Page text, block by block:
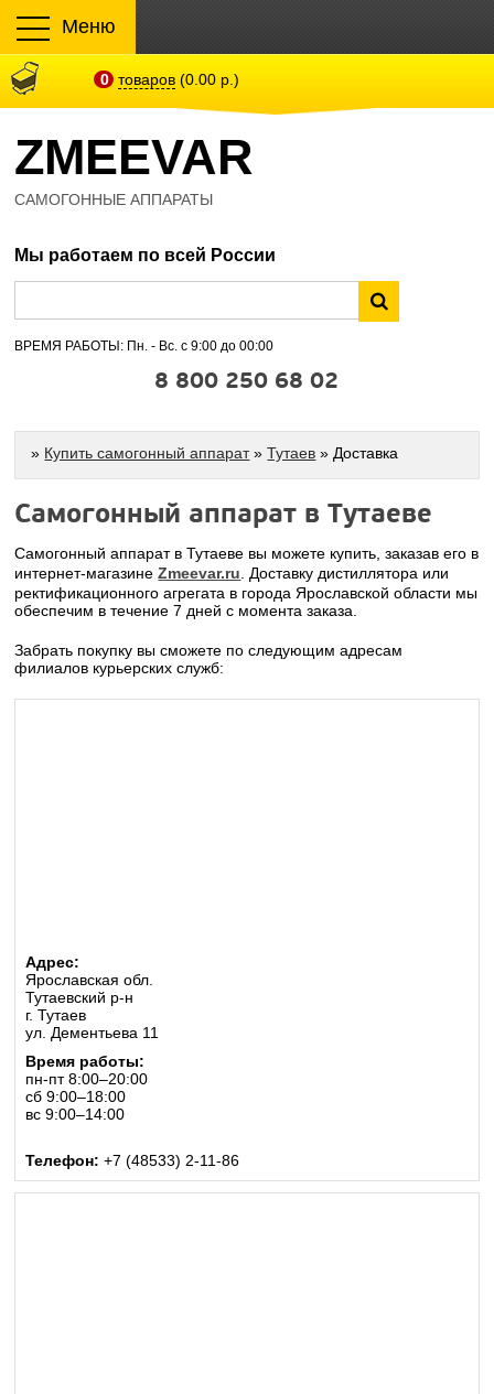
Меню
0 товаров (0.00 р.)
ZMEEVAR
САМОГОННЫЕ АППАРАТЫ
Мы работаем по всей России
ВРЕМЯ РАБОТЫ: Пн. - Вс. с 9:00 до 00:00
8 800 250 68 02
» Купить самогонный аппарат»Тутаев » Доставка
Самогонный аппарат в Тутаеве
Самогонный аппарат в Тутаеве вы можете купить, заказав его в
интернет-магазинеZmeevar.ru . Доставку дистиллятора или
ректификационного агрегата в города Ярославской области мы
обеспечим в течение 7 дней с момента заказа.
Забрать покупку вы сможете по следующим адресам
филиалов курьерских служб:
Адрес:
Ярославская обл.
Тутаевский р-н
г. Тутаев
ул. Дементьева 11
Время работы:
пн-пт 8:00–20:00
сб 9:00–18:00
вс 9:00–14:00
Телефон: +7 (48533) 2-11-86